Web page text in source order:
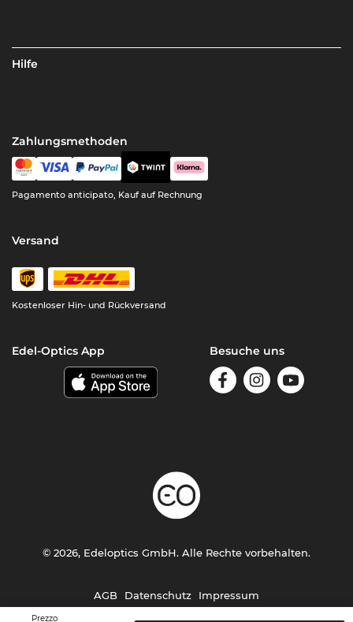
Prezzo
Hilfe
Zahlungsmethoden
Pagamento anticipato, Kauf auf Rechnung
Versand
Kostenloser Hin- und Rückversand
Edel-Optics App Besuche uns
AGB Datenschutz Impressum
© 2026, Edeloptics GmbH. Alle Rechte vorbehalten.